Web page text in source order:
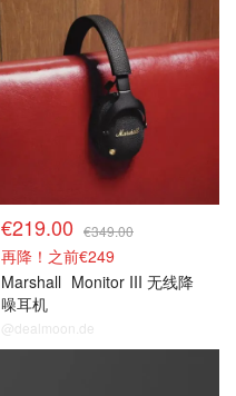
€219.00 €349.00
再降！之前€249
Marshall Monitor III 无线降
噪耳机
@dealmoon.de